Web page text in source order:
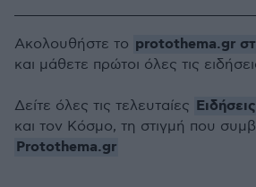
Ακολουθήστε το protothema.gr
και μάθετε πρώτοι όλες τις
Δείτε όλες τις τελευταίες Ειδήσεις
και τον Κόσμο, τη στιγμή που
Protothema.gr